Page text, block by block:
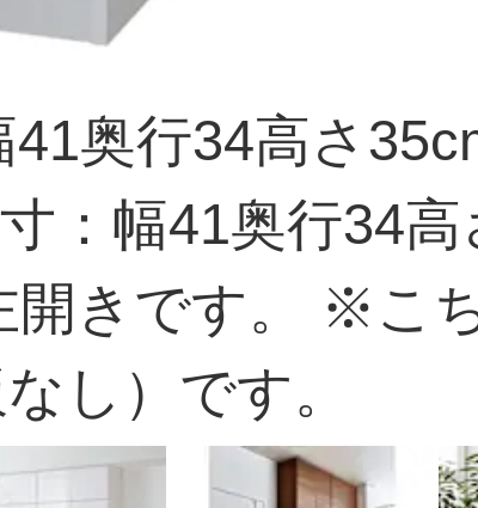
奥行34高さ
：幅41奥行34高
きです。 ※こ
し）です。